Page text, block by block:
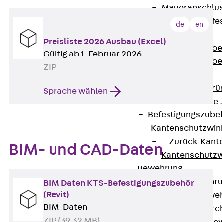
Gerüstschuhe
Zurück
Bewehrung
Zurück
de en
Preisliste 2026 Ausbau (Excel)
Gültig ab 1. Februar 2026
ZIP
Sprache wählen
BIM- und CAD-Daten
BIM Daten KTS-Befestigungszubehör
(Revit)
BIM-Daten